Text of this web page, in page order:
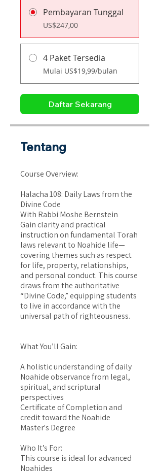
Pembayaran Tunggal
US$247,00
4 Paket Tersedia
Mulai US$19,99/bulan
Daftar Sekarang
Tentang
Course Overview:
Halacha 108: Daily Laws from the
Divine Code
With Rabbi Moshe Bernstein
Gain clarity and practical
instruction on fundamental Torah
laws relevant to Noahide life—
covering themes such as respect
for life, property, relationships,
and personal conduct. This course
draws from the authoritative
“Divine Code,” equipping students
to live in accordance with the
universal path of righteousness.
What You’ll Gain:
A holistic understanding of daily
Noahide observance from legal,
spiritual, and scriptural
perspectives
Certificate of Completion and
credit toward the Noahide
Master's Degree
Who It’s For:
This course is ideal for advanced
Noahides